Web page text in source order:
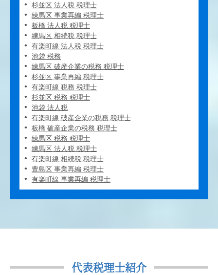
杉並区 法人税 税理士
練馬区 事業再編 税理士
板橋 法人税 税理士
練馬区 相続税 税理士
有楽町線 法人税 税理士
池袋 税務
練馬区 破産企業の税務 税理士
杉並区 事業再編 税理士
有楽町線 税務 税理士
杉並区 税務 税理士
池袋 法人税
有楽町線 破産企業の税務 税理士
板橋 破産企業の税務 税理士
練馬区 税務 税理士
練馬区 法人税 税理士
有楽町線 相続税 税理士
豊島区 事業再編 税理士
有楽町線 事業再編 税理士
代表税理士紹介